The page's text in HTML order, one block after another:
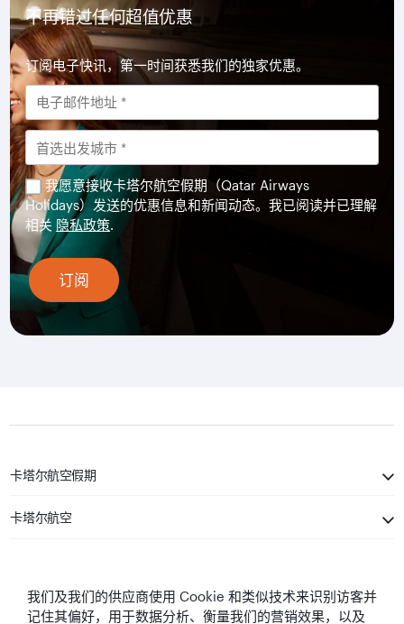
不再错过任何超值优惠
订阅电子快讯，第一时间获悉我们的独家优惠。
我愿意接收卡塔尔航空假期（Qatar Airways
Holidays）发送的优惠信息和新闻动态。我已阅读并已理解
相关 隐私政策.
订阅
卡塔尔航空假期
卡塔尔航空
我们及我们的供应商使用 Cookie 和类似技术来识别访客并
记住其偏好，用于数据分析、衡量我们的营销效果，以及